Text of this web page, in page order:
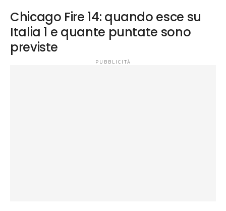
Chicago Fire 14: quando esce su
Italia 1 e quante puntate sono
previste